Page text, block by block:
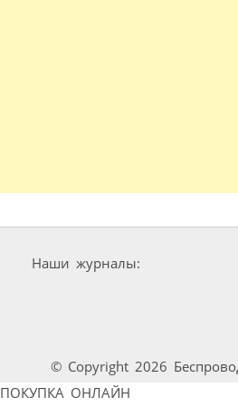
Наши журналы:
© Copyright 2026
ПОКУПКА ОНЛАЙН